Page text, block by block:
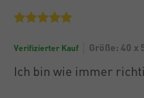
Verifizierter Kauf Größe: 40 x
Ich bin wie immer